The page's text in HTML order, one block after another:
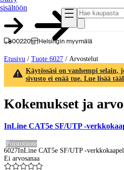
sisältöön
00220 Helsingin myymälä
Etusivu / Tuote 6027 / Arvostelut
Käytössäsi on vanhempi selain,
sivusto ei enää tue. Lue lisää
Kokemukset ja
InLine CAT5e SF/UTP -
Poistotuote
6027InLine CAT5e SF/UTP -
Ei arvosanaa